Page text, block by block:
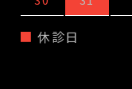
休診日